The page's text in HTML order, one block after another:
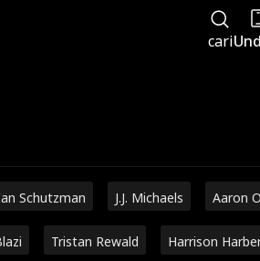
cari
Schutzman J.J. Michaels Aaron
Tristan Rewald Harrison